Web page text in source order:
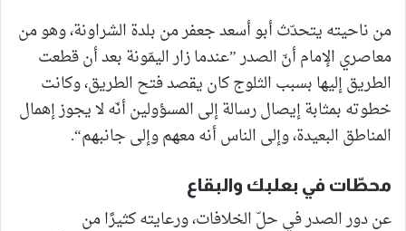
من ناحيته يتحدّث أبو أسعد جعفر من بلدة الشراونة، وهو من
معاصري الإمام أنّ الصدر ”عندما زار اليمّونة بعد أن قطعت
الطريق إليها بسبب الثلوج كان يقصد فتح الطريق، وكانت
خطوته بمثابة إيصال رسالة إلى المسؤولين أنّه لا يجوز إهمال
المناطق البعيدة، وإلى الناس أنه معهم وإلى جانبهم“.
محطّات في بعلبك والبقاع
عن دور الصدر في حلّ الخلافات، ورعايته كثيرًا من